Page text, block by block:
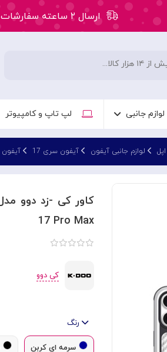
ارسال ۲ ساعته سفارشات تهران
لوازم جانبی لپ تاپ و کامپیوتر
لوازم جانبی آیفون آیفون سری 17 آیفون 17 پرو مکس
17 Pro Max
کی دوو
رنگ
سرمه ای کربن